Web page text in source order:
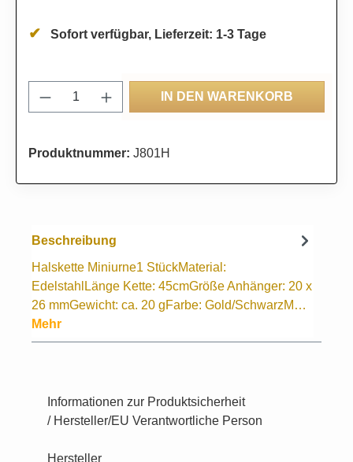
Sofort verfügbar, Lieferzeit: 1-3 Tage
Produkt Anzahl: Gib den gewünschten
IN DEN WARENKORB
Produktnummer: J801H
Beschreibung
Halskette Miniurne1 StückMaterial:
EdelstahlLänge Kette: 45cmGröße Anhänger: 20 x
26 mmGewicht: ca. 20 gFarbe: Gold/SchwarzM…
Mehr
Informationen zur Produktsicherheit
/ Hersteller/EU Verantwortliche Person
Hersteller